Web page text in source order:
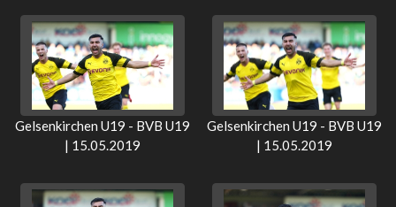
Gelsenkirchen U19 - BVB U19
| 15.05.2019
Gelsenkirchen U19 - BVB U19
| 15.05.2019